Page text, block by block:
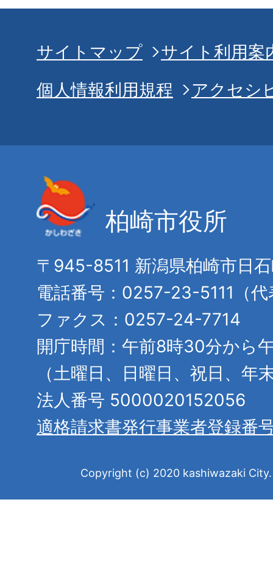
サイトマップ
サイト利用案
個人情報利用規程
アクセシ
柏崎市役所
〒945-8511 新潟県柏崎市日
電話番号：0257-23-5111（代
ファクス：0257-24-7714
開庁時間：午前8時30分から
（土曜日、日曜日、祝日、年
法人番号 5000020152056
適格請求書発行事業者登録番
Copyright (c) 2020 kashiwazaki